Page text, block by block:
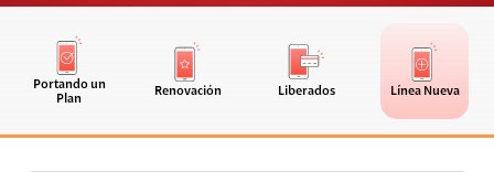
Portando un
Plan
Renovación Liberados Línea Nueva